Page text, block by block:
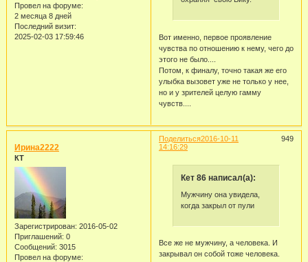
Провел на форуме:
2 месяца 8 дней
Последний визит:
2025-02-03 17:59:46
Вот именно, первое проявление
чувства по отношению к нему, чего до
этого не было....
Потом, к финалу, точно такая же его
улыбка вызовет уже не только у нее,
но и у зрителей целую гамму
чувств....
Поделиться 949
2016-10-11
14:16:29
Ирина2222
КТ
Зарегистрирован: 2016-05-02
Приглашений: 0
Сообщений: 3015
Провел на форуме:
Кет 86 написал(а):
Мужчину она увидела,
когда закрыл от пули
Все же не мужчину, а человека. И
закрывал он собой тоже человека.